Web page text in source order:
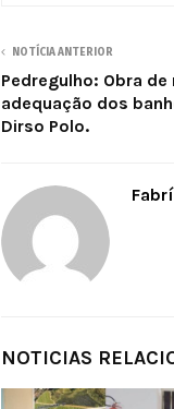
NOTÍCIA ANTERIOR
Pedregulho: Obra
adequação dos
Dirso Polo.
NOTICIAS